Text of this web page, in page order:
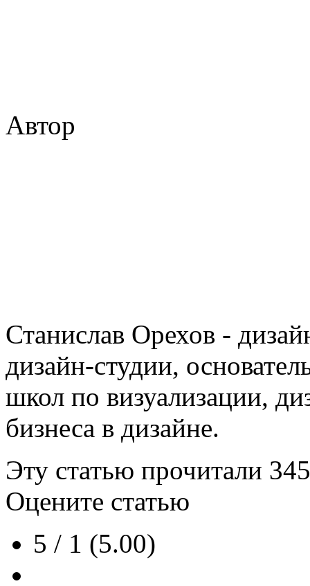
Автор
Станислав Орехов -
дизайн-студии,
школ по визуализации,
бизнеса в дизайне.
Эту статью прочитали
Оцените статью
5 / 1 (5.00)